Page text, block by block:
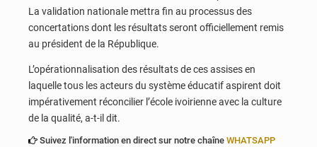
La validation nationale mettra fin au processus des
concertations dont les résultats seront officiellement remis
au président de la République.
L’opérationnalisation des résultats de ces assises en
laquelle tous les acteurs du système éducatif aspirent doit
impérativement réconcilier l’école ivoirienne avec la culture
de la qualité, a-t-il dit.
Suivez l'information en direct sur notre chaîne WHATSAPP